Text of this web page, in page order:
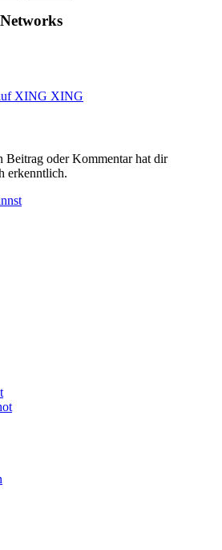
XING
oder Kommentar hat dir
erkenntlich.